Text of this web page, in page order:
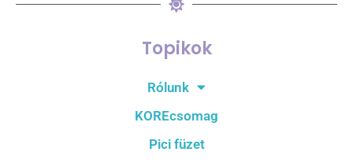
Topikok
Rólunk
KOREcsomag
Pici füzet